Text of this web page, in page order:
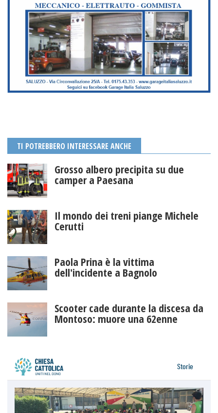
TI POTREBBERO INTERESSARE ANCHE
Grosso albero precipita su due
camper a Paesana
Il mondo dei treni piange Michele
Cerutti
Paola Prina è la vittima
dell'incidente a Bagnolo
Scooter cade durante la discesa da
Montoso: muore una 62enne